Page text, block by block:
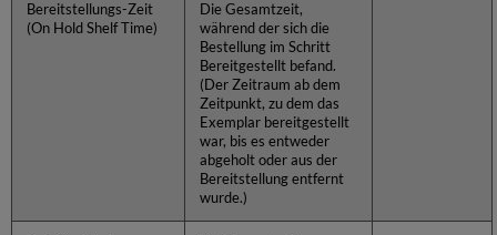
Bereitstellungs-Zeit
(On Hold Shelf Time)
Die Gesamtzeit,
während der sich die
Bestellung im Schritt
Bereitgestellt befand.
(Der Zeitraum ab dem
Zeitpunkt, zu dem das
Exemplar bereitgestellt
war, bis es entweder
abgeholt oder aus der
Bereitstellung entfernt
wurde.)